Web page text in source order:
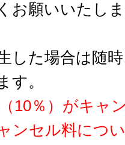
お願いいたし
した場合は随
す。
10％）がキャ
ンセル料につ